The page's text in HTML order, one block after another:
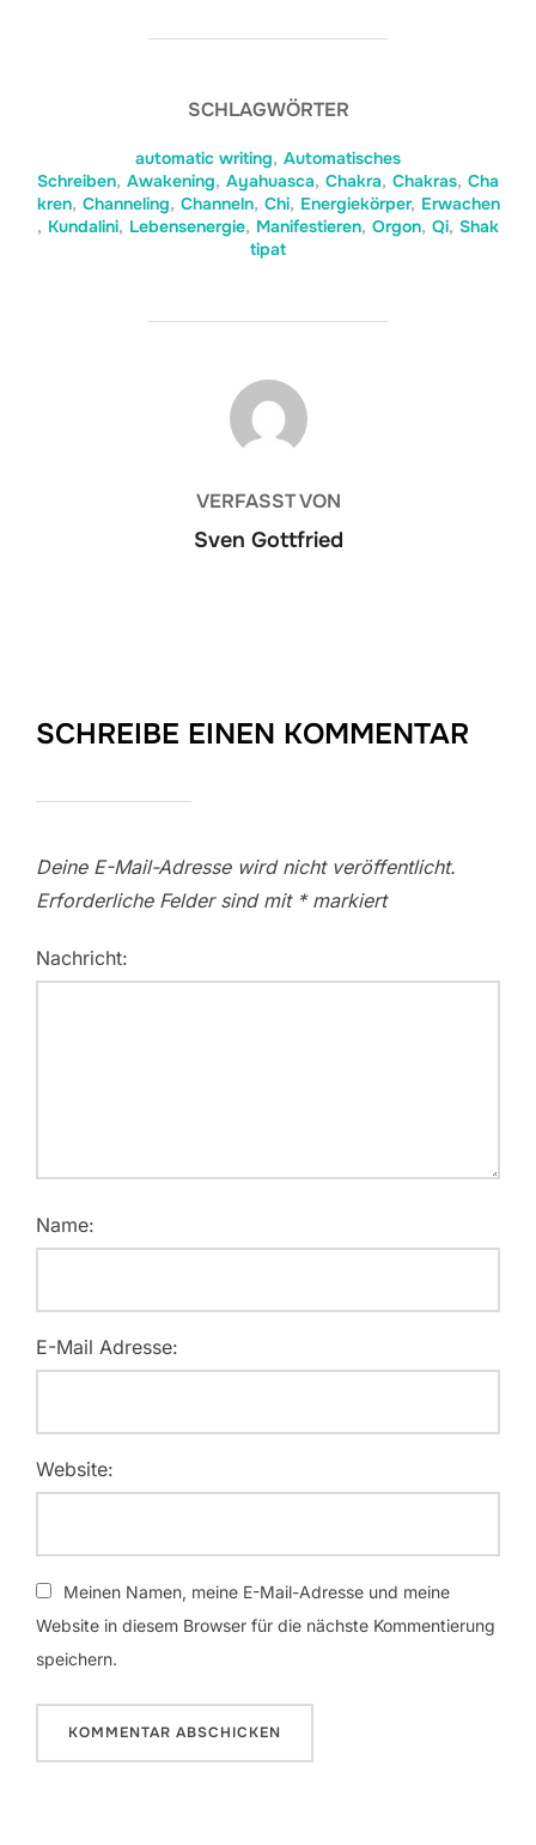
SCHLAGWÖRTER
automatic writing, Automatisches
Schreiben, Awakening, Ayahuasca, Chakra, Chakras, Cha
kren, Channeling, Channeln, Chi, Energiekörper, Erwachen
, Kundalini, Lebensenergie, Manifestieren, Orgon, Qi, Shak
tipat
BEITRAGSAUTOR
VERFASST VON
Sven Gottfried
SCHREIBE EINEN KOMMENTAR
Deine E-Mail-Adresse wird nicht veröffentlicht.
Erforderliche Felder sind mit *markiert
Nachricht:
Name:
E-Mail Adresse:
Website:
Meinen Namen, meine E-Mail-Adresse und meine
Website in diesem Browser für die nächste Kommentierung
speichern.